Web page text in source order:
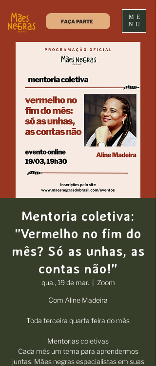
FAÇA PARTE
ME
NU
Mentoria coletiva:
"Vermelho no fim do
mês? Só as unhas, as
contas não!"
qua., 19 de mar. Zoom
Com Aline Madeira
Toda terceira quarta feira do mês
Mentorias coletivas
Cada mês um tema para aprendermos
juntas. Mães negras especialistas em suas